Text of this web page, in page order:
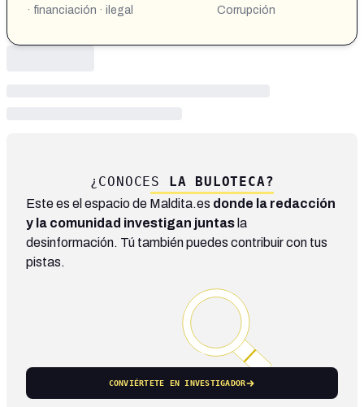
· financiación · ilegal
Corrupción
¿CONOCES LA BULOTECA?
Este es el espacio de Maldita.es donde la redacción
y la comunidad investigan juntas la
desinformación. Tú también puedes contribuir con tus
pistas.
CONVIÉRTETE EN INVESTIGADOR